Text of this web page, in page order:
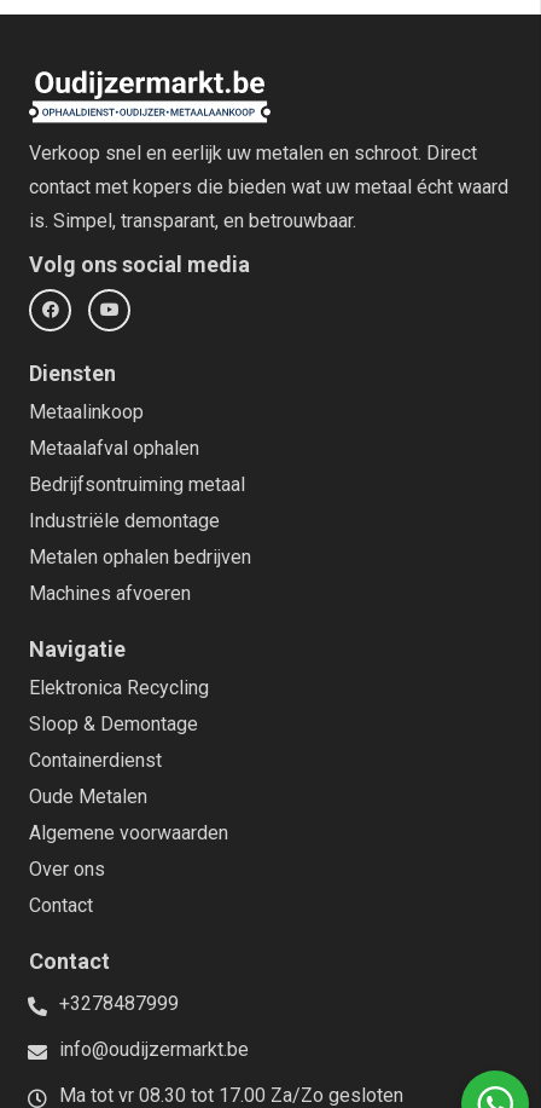
Verkoop snel en eerlijk uw metalen en schroot. Direct
contact met kopers die bieden wat uw metaal écht waard
is. Simpel, transparant, en betrouwbaar.
Volg ons social media
Diensten
Metaalinkoop
Metaalafval ophalen
Bedrijfsontruiming metaal
Industriële demontage
Metalen ophalen bedrijven
Machines afvoeren
Navigatie
Elektronica Recycling
Sloop & Demontage
Containerdienst
Oude Metalen
Algemene voorwaarden
Over ons
Contact
Contact
+3278487999
info@oudijzermarkt.be
Ma tot vr 08.30 tot 17.00 Za/Zo gesloten